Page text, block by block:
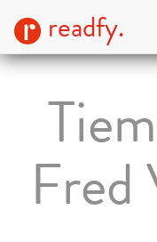
readfy.
Fred